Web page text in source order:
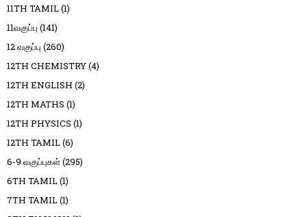
11TH TAMIL(1)
11வகுப்பு (141)
12 வகுப்பு (260)
12TH CHEMISTRY(4)
12TH ENGLISH (2)
12TH MATHS (1)
12TH PHYSICS (1)
12TH TAMIL(6)
6-9 வகுப்புகள்(295)
6TH TAMIL(1)
7TH TAMIL(1)